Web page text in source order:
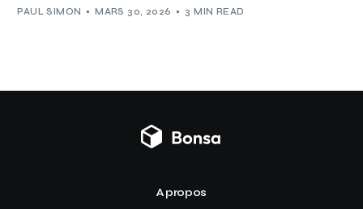
PAUL SIMON MARS 30, 2026 3 MIN READ
A propos